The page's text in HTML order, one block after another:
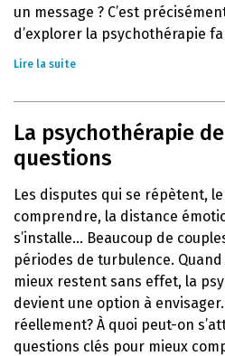
un message ? C’est
d’explorer la psychothérapie
Lire la suite
La psychothérapie
questions
Les disputes qui se répètent,
comprendre, la distance
s’installe… Beaucoup de
périodes de turbulence.
mieux restent sans effet, la
devient une option à
réellement? À quoi peut-on
questions clés pour mieux